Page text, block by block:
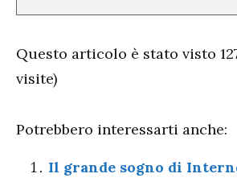
Questo articolo è stato visto
visite)
Potrebbero interessarti anche:
Il grande sogno di